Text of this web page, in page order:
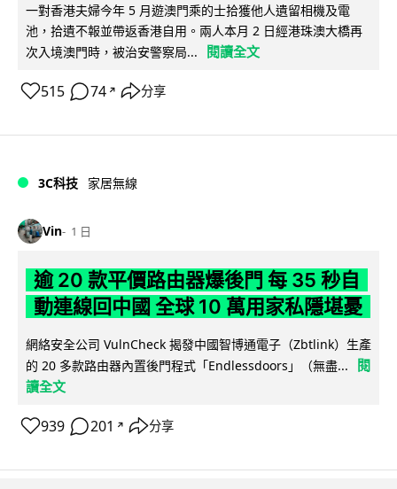
一對香港夫婦今年 5 月遊澳門乘的士拾獲他人遺留相機及電
池，拾遺不報並帶返香港自用。兩人本月 2 日經港珠澳大橋再
次入境澳門時，被治安警察局...
閱讀全文
515 74 ↗ 分享
3C科技 家居無線
Vin 1 日
逾 20 款平價路由器爆後門 每 35 秒自
動連線回中國 全球 10 萬用家私隱堪憂
網絡安全公司 VulnCheck 揭發中國智博通電子（Zbtlink）生產
的 20 多款路由器內置後門程式「Endlessdoors」（無盡...
閱
讀全文
939 201 ↗ 分享